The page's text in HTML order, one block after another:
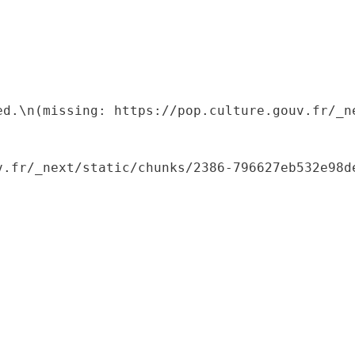
https://pop.culture.gouv.fr/
_next/static/chunks/2386-